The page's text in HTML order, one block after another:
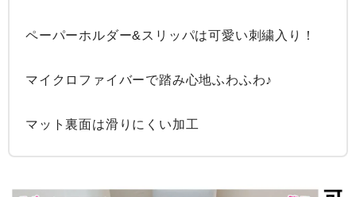
ペーパーホルダー&スリッパは可愛い刺繍入り！
マイクロファイバーで踏み心地ふわふわ♪
マット裏面は滑りにくい加工